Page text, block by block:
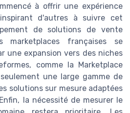
à offrir une expérience
d'autres à suivre cet
de solutions de vente
marketplaces françaises se
une expansion vers des niches
comme la Marketplace
une large gamme de
solutions sur mesure adaptées
la nécessité de mesurer le